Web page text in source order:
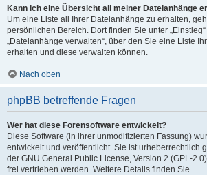
Kann ich eine Übersicht all meiner Dateianhänge
Um eine Liste all Ihrer Dateianhänge zu erhalten,
persönlichen Bereich. Dort finden Sie unter
„Dateianhänge verwalten“, über den Sie eine Liste
erhalten und diese verwalten können.
Nach oben
phpBB betreffende Fragen
Wer hat diese Forensoftware entwickelt?
Diese Software (in ihrer unmodifizierten Fassung)
entwickelt und veröffentlicht. Sie ist urheberrechtlich
der GNU General Public License, Version 2 (GPL-
frei vertrieben werden. Weitere Details finden Sie